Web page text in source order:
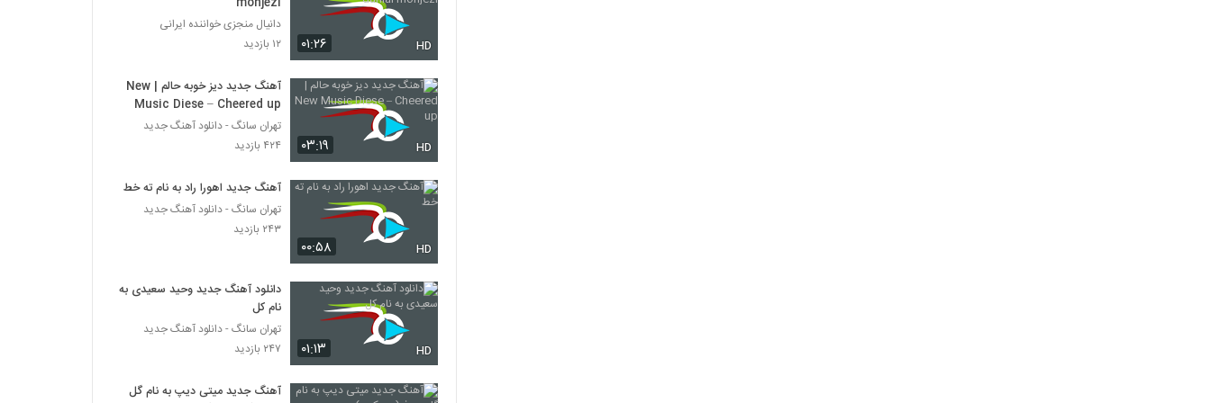
۰۱:۲۶ HD
دانیال منجزی خواننده ایرانی
۱۲ بازدید
۰۳:۱۹ HD
آهنگ جدید دیز خوبه حالم | New
Music Diese – Cheered up
تهران سانگ - دانلود آهنگ جدید
۴۲۴ بازدید
۰۰:۵۸ HD
آهنگ جدید اهورا راد به نام ته خط
تهران سانگ - دانلود آهنگ جدید
۲۴۳ بازدید
۰۱:۱۳ HD
دانلود آهنگ جدید وحید سعیدی به
نام کل
تهران سانگ - دانلود آهنگ جدید
۲۴۷ بازدید
آهنگ جدید میتی دیپ به نام گل